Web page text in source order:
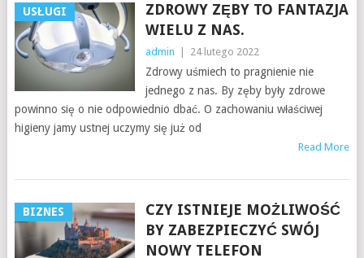
USŁUGI
ZDROWY ZĘBY TO FANTAZJA
WIELU Z NAS.
admin 24 lutego 2022
Zdrowy uśmiech to pragnienie nie
jednego z nas. By zęby były zdrowe
powinno się o nie odpowiednio dbać. O zachowaniu właściwej
higieny jamy ustnej uczymy się już od
Read More
BIZNES
CZY ISTNIEJE MOŻLIWOŚĆ
BY ZABEZPIECZYĆ SWÓJ
NOWY TELEFON